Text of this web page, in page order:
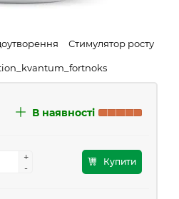
Стимулятор росту
В наявності
+
-
+
-
Купити